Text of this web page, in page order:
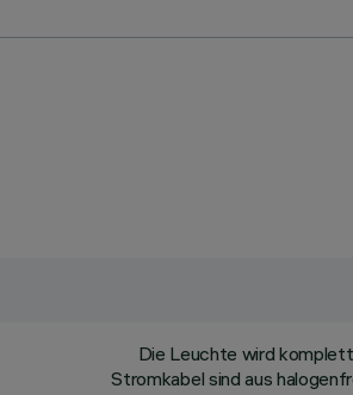
Die Leuchte wird
Stromkabel sind aus